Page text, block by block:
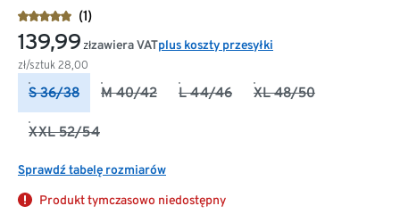
(1)
139,99 zł
zł/sztuk 28,00
zawiera VATplus koszty przesyłki
S 36/38 M 40/42 L 44/46 XL 48/50
XXL 52/54
Sprawdź tabelę rozmiarów
Produkt tymczasowo niedostępny